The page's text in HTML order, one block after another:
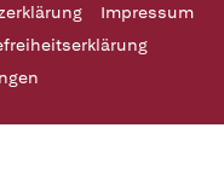
Impressum